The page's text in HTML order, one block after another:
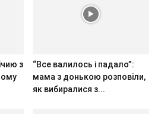
з
“Все валилось і падало”:
мама з донькою розповіли,
як вибиралися з...